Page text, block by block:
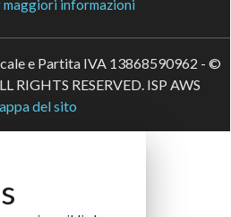
informazioni
e Partita IVA 13868590962 - ©
RIGHTS RESERVED. ISP AWS
del sito